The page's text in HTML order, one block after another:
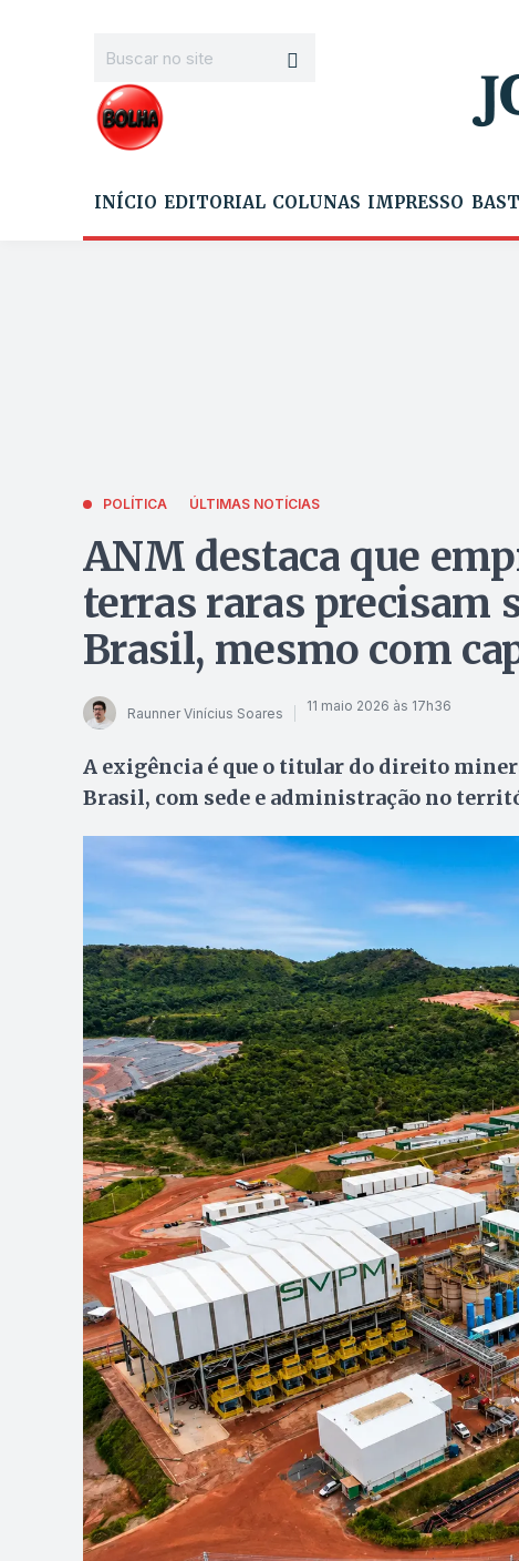
INÍCIO EDITORIAL COLUNAS IMPRESSO
POLÍTICA ÚLTIMAS NOTÍCIAS
ANM destaca que
terras raras precisam
Brasil, mesmo com
Raunner Vinícius Soares 11 maio 2026 às 17h36
A exigência é que o titular do direito
Brasil, com sede e administração no